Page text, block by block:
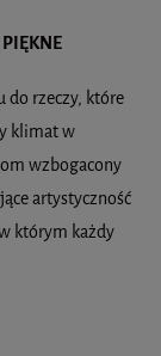
do rzeczy, które
klimat w
wzbogacony
artystyczność
którym każdy